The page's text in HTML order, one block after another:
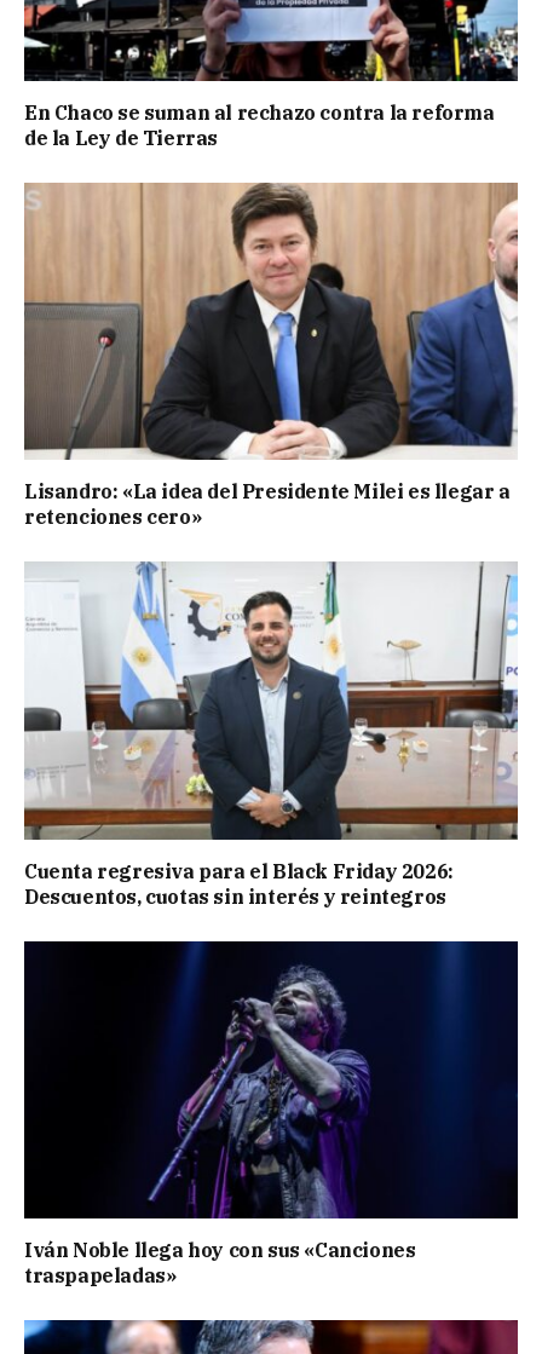
En Chaco se suman al rechazo contra la reforma
de la Ley de Tierras
Lisandro: «La idea del Presidente Milei es llegar a
retenciones cero»
Cuenta regresiva para el Black Friday 2026:
Descuentos, cuotas sin interés y reintegros
Iván Noble llega hoy con sus «Canciones
traspapeladas»